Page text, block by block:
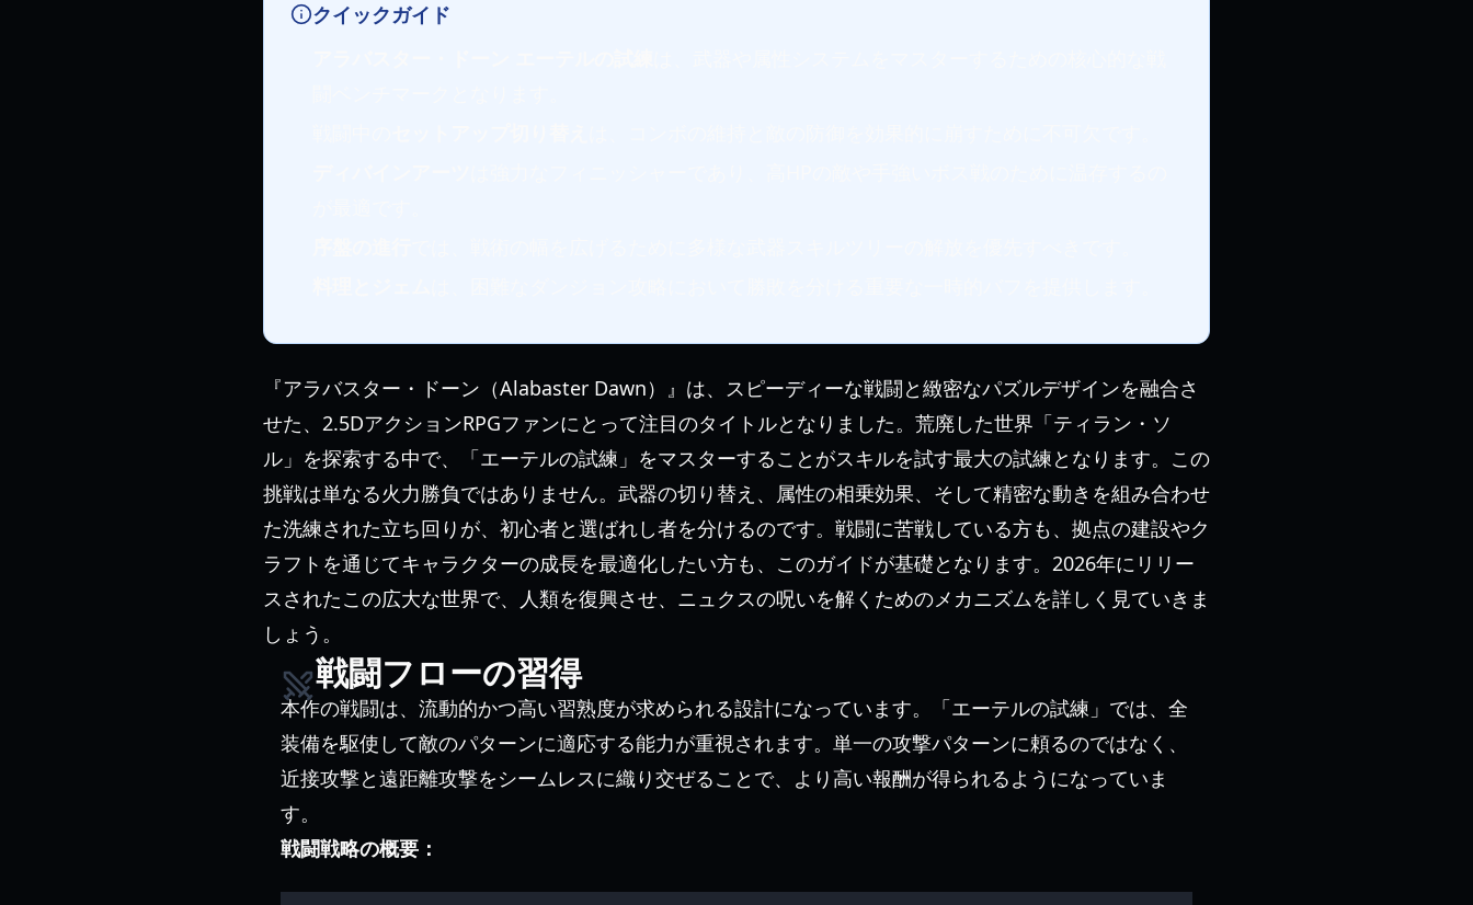
クイックガイド
『アラバスター・ドーン（Alabaster Dawn）』は、スピーディーな戦闘と緻密なパズルデザインを融合さ
せた、2.5DアクションRPGファンにとって注目のタイトルとなりました。荒廃した世界「ティラン・ソ
ル」を探索する中で、「エーテルの試練」をマスターすることがスキルを試す最大の試練となります。この
挑戦は単なる火力勝負ではありません。武器の切り替え、属性の相乗効果、そして精密な動きを組み合わせ
た洗練された立ち回りが、初心者と選ばれし者を分けるのです。戦闘に苦戦している方も、拠点の建設やク
ラフトを通じてキャラクターの成長を最適化したい方も、このガイドが基礎となります。2026年にリリー
スされたこの広大な世界で、人類を復興させ、ニュクスの呪いを解くためのメカニズムを詳しく見ていきま
しょう。
戦闘フローの習得
本作の戦闘は、流動的かつ高い習熟度が求められる設計になっています。「エーテルの試練」では、全
装備を駆使して敵のパターンに適応する能力が重視されます。単一の攻撃パターンに頼るのではなく、
近接攻撃と遠距離攻撃をシームレスに織り交ぜることで、より高い報酬が得られるようになっていま
す。
戦闘戦略の概要：